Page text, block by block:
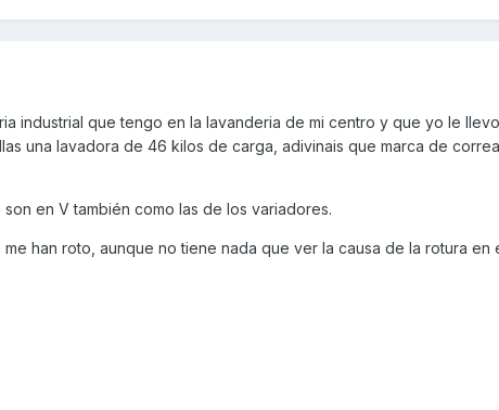
industrial que tengo en la lavanderia de mi centro y que yo le
una lavadora de 46 kilos de carga, adivinais que marca de
en V también como las de los variadores.
han roto, aunque no tiene nada que ver la causa de la rotura en